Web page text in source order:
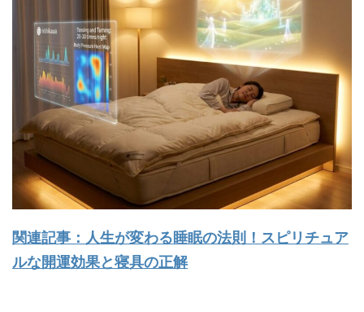
関連記事：人生が変わる睡眠の法則！スピリチュア
ルな開運効果と寝具の正解